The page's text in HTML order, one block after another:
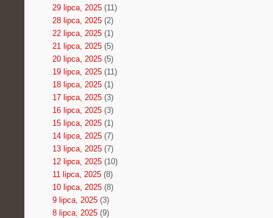
29 lipca, 2025(11)
28 lipca, 2025(2)
22 lipca, 2025(1)
21 lipca, 2025(5)
20 lipca, 2025(5)
19 lipca, 2025(11)
18 lipca, 2025(1)
17 lipca, 2025(3)
16 lipca, 2025(3)
15 lipca, 2025(1)
14 lipca, 2025(7)
13 lipca, 2025(7)
12 lipca, 2025(10)
11 lipca, 2025(8)
10 lipca, 2025(8)
9 lipca, 2025(3)
8 lipca, 2025(9)